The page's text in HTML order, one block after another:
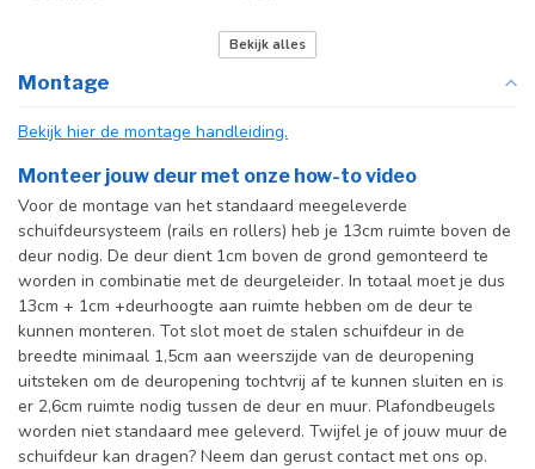
Op maat gemaakt
Incl. deurgreep
Incl. systeem
Bekijk alles
Montage
Bekijk hier de montage handleiding.
Monteer jouw deur met onze how-to video
Voor de montage van het standaard meegeleverde
schuifdeursysteem (rails en rollers) heb je 13cm ruimte boven de
deur nodig. De deur dient 1cm boven de grond gemonteerd te
worden in combinatie met de deurgeleider. In totaal moet je dus
13cm + 1cm +deurhoogte aan ruimte hebben om de deur te
kunnen monteren. Tot slot moet de stalen schuifdeur in de
breedte minimaal 1,5cm aan weerszijde van de deuropening
uitsteken om de deuropening tochtvrij af te kunnen sluiten en is
er 2,6cm ruimte nodig tussen de deur en muur. Plafondbeugels
worden niet standaard mee geleverd. Twijfel je of jouw muur de
schuifdeur kan dragen? Neem dan gerust contact met ons op.